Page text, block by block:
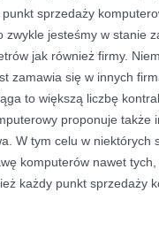
sprzedaży
jesteśmy w stanie
jak również firmy.
zamawia się w innych
to większą liczbę
proponuje także
W tym celu w niektórych
komputerów nawet tych,
każdy punkt sprzedaży